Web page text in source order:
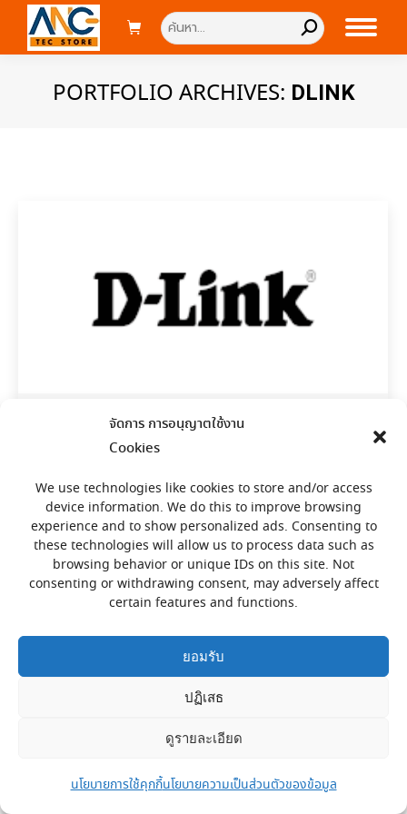
จัดการ การอนุญาตใช้งาน
Cookies
We use technologies like cookies to store and/or access
device information. We do this to improve browsing
experience and to show personalized ads. Consenting to
these technologies will allow us to process data such as
browsing behavior or unique IDs on this site. Not
consenting or withdrawing consent, may adversely affect
certain features and functions.
ยอมรับ
ปฏิเสธ
ดูรายละเอียด
นโยบายการใช้คุกกี้นโยบายความเป็นส่วนตัวของข้อมูล
Search:
PORTFOLIO ARCHIVES: DLINK
admin
90110
PI Tech, 733 Soi Thaveerat Hatyai, Songkhla 90110
Phone: (+66)0 7489 2544, (+66)08 9733 9932